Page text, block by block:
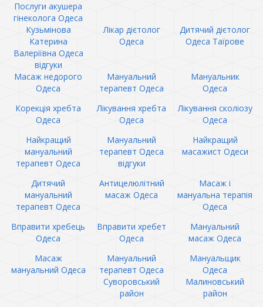
Послуги акушера
гінеколога Одеса
Кузьмінова
Катерина
Валеріївна Одеса
відгуки
Лікар дієтолог
Одеса
Дитячий дієтолог
Одеса Таїрове
Масаж недорого
Одеса
Мануальний
терапевт Одеса
Мануальник
Одеса
Корекція хребта
Одеса
Лікування хребта
Одеса
Лікування сколіозу
Одеса
Найкращий
мануальний
терапевт Одеса
Мануальний
терапевт Одеса
відгуки
Найкращий
масажист Одеси
Дитячий
мануальний
терапевт Одеса
Антицелюлітний
масаж Одеса
Масаж і
мануальна терапія
Одеса
Вправити хребець
Одеса
Вправити хребет
Одеса
Мануальний
масаж Одеса
Масаж
мануальний Одеса
Мануальний
терапевт Одеса
Суворовський
район
Мануальщик
Одеса
Малиновський
район